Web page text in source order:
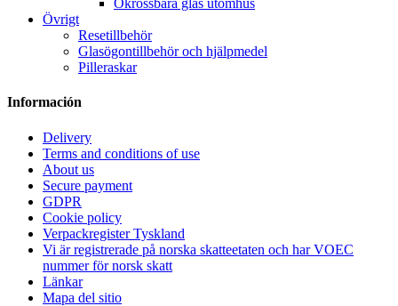
Okrossbara glas utomhus
Övrigt
Resetillbehör
Glasögontillbehör och hjälpmedel
Pilleraskar
Información
Delivery
Terms and conditions of use
About us
Secure payment
GDPR
Cookie policy
Verpackregister Tyskland
Vi är registrerade på norska skatteetaten och har VOEC
nummer för norsk skatt
Länkar
Mapa del sitio